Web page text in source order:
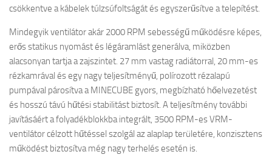
csökkentve a kábelek túlzsúfoltságát és egyszerűsítve a telepítést.
Mindegyik ventilátor akár 2000 RPM sebességű működésre képes,
erős statikus nyomást és légáramlást generálva, miközben
alacsonyan tartja a zajszintet. 27 mm vastag radiátorral, 20 mm-es
rézkamrával és egy nagy teljesítményű, polírozott rézalapú
pumpával párosítva a MINECUBE gyors, megbízható hőelvezetést
és hosszú távú hűtési stabilitást biztosít. A teljesítmény további
javításáért a folyadékblokkba integrált, 3500 RPM-es VRM-
ventilátor célzott hűtéssel szolgál az alaplap területére, konzisztens
működést biztosítva még nagy terhelés esetén is.